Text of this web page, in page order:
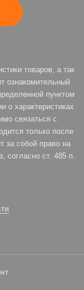
товаров, а так
ознакомительный
пунктом
о характеристиках
связаться с
только после
за собой право на
согласно ст. 485 п.